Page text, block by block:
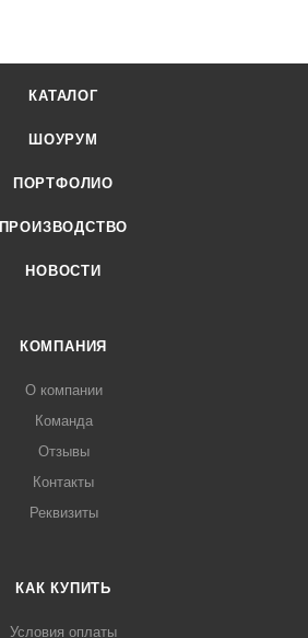
КАТАЛОГ
ШОУРУМ
ПОРТФОЛИО
ПРОИЗВОДСТВО
НОВОСТИ
КОМПАНИЯ
О компании
Команда
Отзывы
Контакты
Реквизиты
КАК КУПИТЬ
Условия оплаты